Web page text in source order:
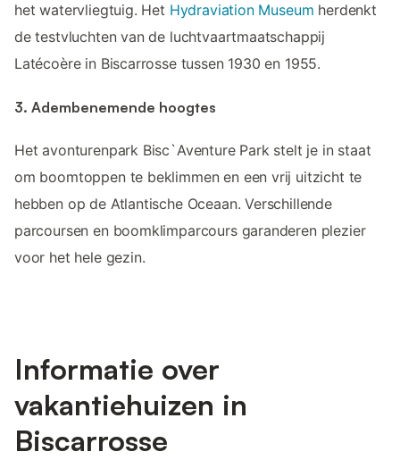
het watervliegtuig. Het Hydraviation Museum herdenkt
de testvluchten van de luchtvaartmaatschappij
Latécoère in Biscarrosse tussen 1930 en 1955.
3. Adembenemende hoogtes
Het avonturenpark Bisc`Aventure Park stelt je in staat
om boomtoppen te beklimmen en een vrij uitzicht te
hebben op de Atlantische Oceaan. Verschillende
parcoursen en boomklimparcours garanderen plezier
voor het hele gezin.
Informatie over
vakantiehuizen in
Biscarrosse